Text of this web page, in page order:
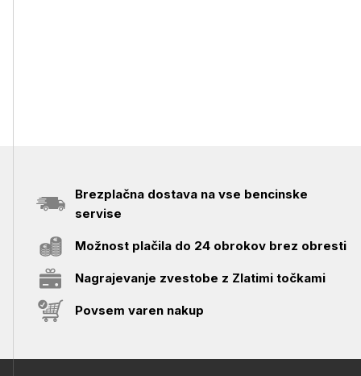
Brezplačna dostava na vse bencinske
servise
Možnost plačila do 24 obrokov brez obresti
Nagrajevanje zvestobe z Zlatimi točkami
Povsem varen nakup